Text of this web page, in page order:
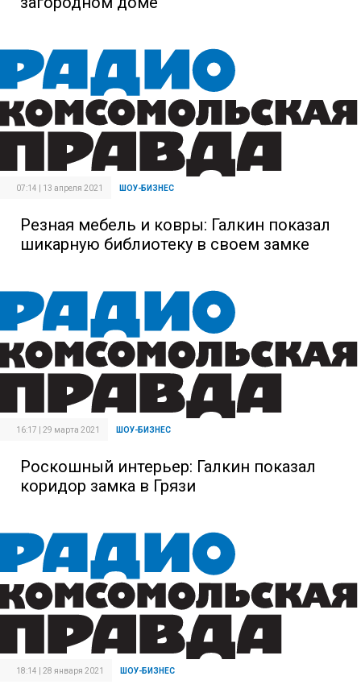
07:14 | 13 апреля 2021 ШОУ-БИЗНЕС
Резная мебель и ковры: Галкин показал
шикарную библиотеку в своем замке
16:17 | 29 марта 2021 ШОУ-БИЗНЕС
Роскошный интерьер: Галкин показал
коридор замка в Грязи
18:14 | 28 января 2021 ШОУ-БИЗНЕС